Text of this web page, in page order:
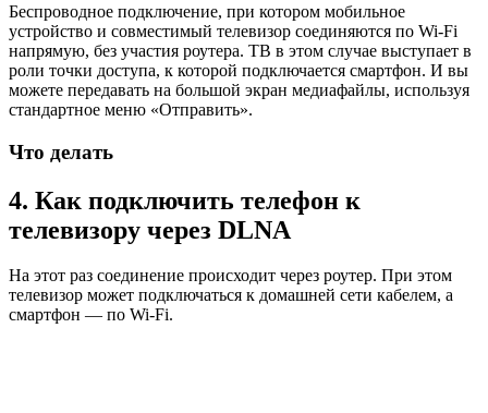
Беспроводное подключение, при котором мобильное
устройство и совместимый телевизор соединяются по Wi-Fi
напрямую, без участия роутера. ТВ в этом случае выступает в
роли точки доступа, к которой подключается смартфон. И вы
можете передавать на большой экран медиафайлы, используя
стандартное меню «Отправить».
Что делать
4. Как подключить телефон к
телевизору через DLNA
На этот раз соединение происходит через роутер. При этом
телевизор может подключаться к домашней сети кабелем, а
смартфон — по Wi-Fi.